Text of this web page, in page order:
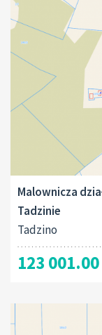
Malownicza
Tadzinie
Tadzino
123 001.00